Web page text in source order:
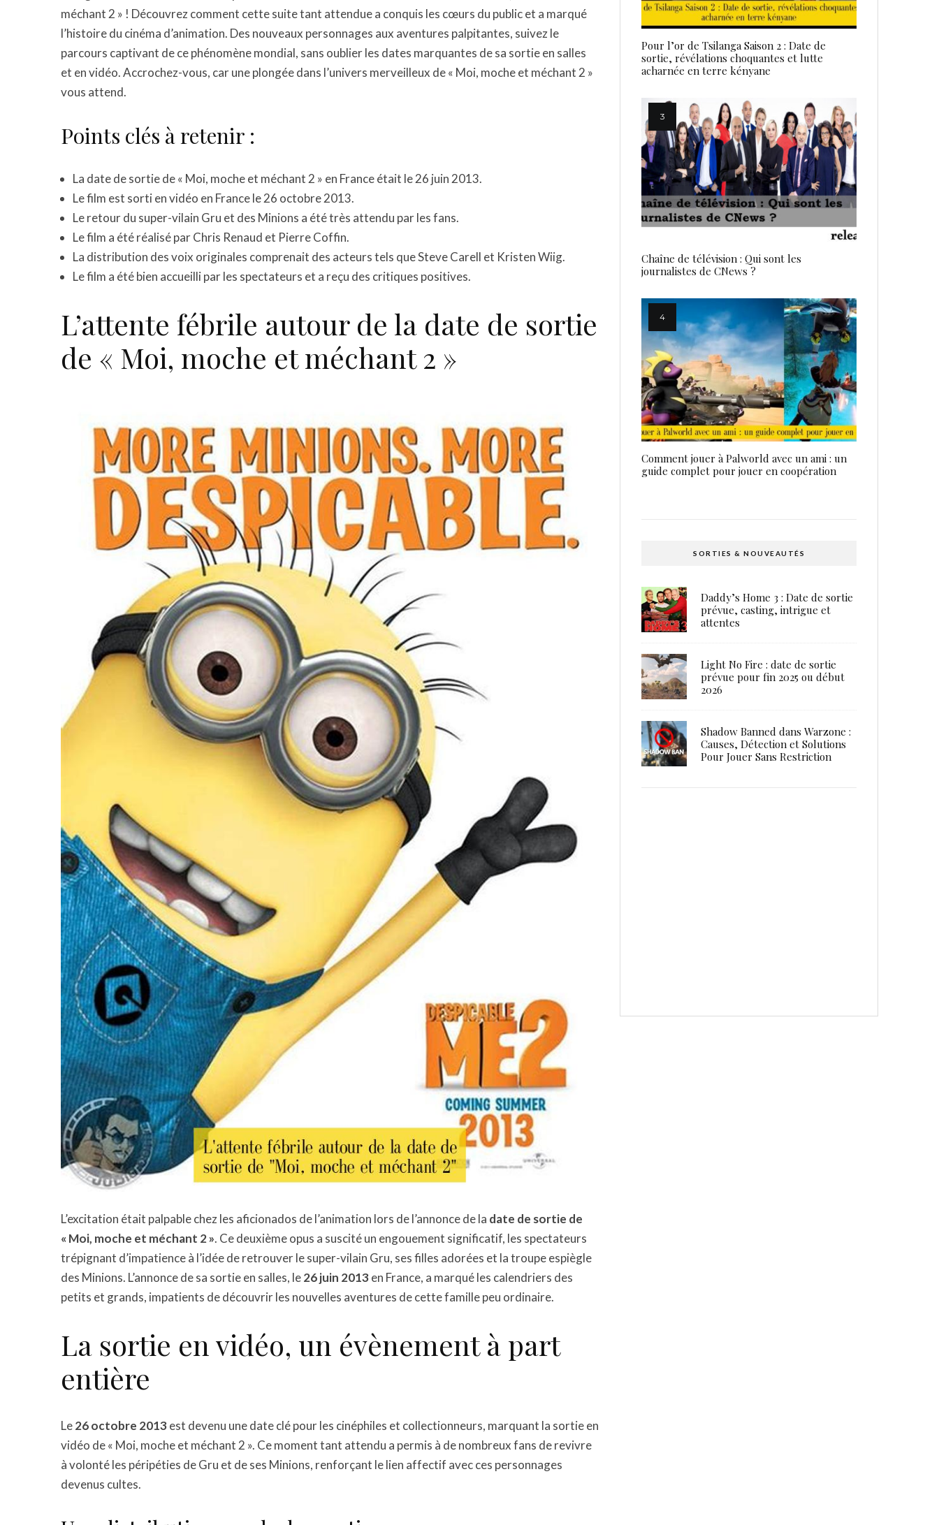
méchant 2 » ! Découvrez comment cette suite tant attendue a conquis les cœurs du public et a marqué
l’histoire du cinéma d’animation. Des nouveaux personnages aux aventures palpitantes, suivez le
parcours captivant de ce phénomène mondial, sans oublier les dates marquantes de sa sortie en salles
et en vidéo. Accrochez-vous, car une plongée dans l’univers merveilleux de « Moi, moche et méchant 2 »
vous attend.
Points clés à retenir :
La date de sortie de « Moi, moche et méchant 2 » en France était le 26 juin 2013.
Le film est sorti en vidéo en France le 26 octobre 2013.
Le retour du super-vilain Gru et des Minions a été très attendu par les fans.
Le film a été réalisé par Chris Renaud et Pierre Coffin.
La distribution des voix originales comprenait des acteurs tels que Steve Carell et Kristen Wiig.
Le film a été bien accueilli par les spectateurs et a reçu des critiques positives.
L’attente fébrile autour de la date de sortie
de « Moi, moche et méchant 2 »
L’excitation était palpable chez les aficionados de l’animation lors de l’annonce de la date de sortie de
« Moi, moche et méchant 2 ». Ce deuxième opus a suscité un engouement significatif, les spectateurs
trépignant d’impatience à l’idée de retrouver le super-vilain Gru, ses filles adorées et la troupe espiègle
des Minions. L’annonce de sa sortie en salles, le26 juin 2013en France, a marqué les calendriers des
petits et grands, impatients de découvrir les nouvelles aventures de cette famille peu ordinaire.
La sortie en vidéo, un évènement à part
entière
Le26 octobre 2013est devenu une date clé pour les cinéphiles et collectionneurs, marquant la sortie en
vidéo de « Moi, moche et méchant 2 ». Ce moment tant attendu a permis à de nombreux fans de revivre
à volonté les péripéties de Gru et de ses Minions, renforçant le lien affectif avec ces personnages
devenus cultes.
Pour l’or de Tsilanga Saison 2 : Date de
sortie, révélations choquantes et lutte
acharnée en terre kényane
Chaîne de télévision : Qui sont les
journalistes de CNews ?
Comment jouer à Palworld avec un ami : un
guide complet pour jouer en coopération
SORTIES & NOUVEAUTÉS
Daddy’s Home 3 : Date de sortie
prévue, casting, intrigue et
attentes
Light No Fire : date de sortie
prévue pour fin 2025 ou début
2026
Shadow Banned dans Warzone :
Causes, Détection et Solutions
Pour Jouer Sans Restriction